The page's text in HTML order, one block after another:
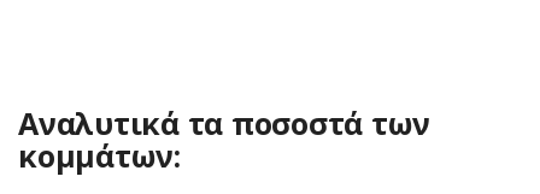
Αναλυτικά τα ποσοστά των
κομμάτων: